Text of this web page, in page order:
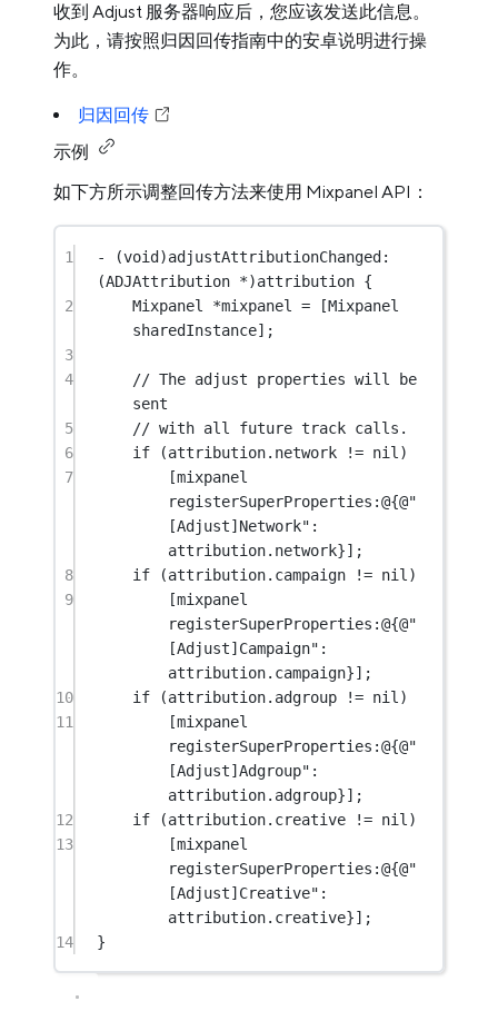
收到 Adjust 服务器响应后，您应该发送此信息。
为此，请按照归因回传指南中的安卓说明进行操
作。
归因回传
示例
如下方所示调整回传方法来使用 Mixpanel API：
1 - (void)adjustAttributionChanged:
(ADJAttribution *)attribution {
2
Mixpanel *mixpanel =
sharedInstance];
3
4
// The adjust properties will be
sent
5
// with all future track calls.
6
if (attribution.network != nil )
7
registerSuperProperties:@{@"
[Adjust]Network" :
attribution.network}];
8
if (attribution.campaign != nil )
9
registerSuperProperties:@{@"
[Adjust]Campaign" :
attribution.campaign}];
10
if (attribution.adgroup != nil )
11
registerSuperProperties:@{@"
[Adjust]Adgroup" :
attribution.adgroup}];
12
if (attribution.creative != nil )
13
registerSuperProperties:@{@"
[Adjust]Creative" :
attribution.creative}];
14
}